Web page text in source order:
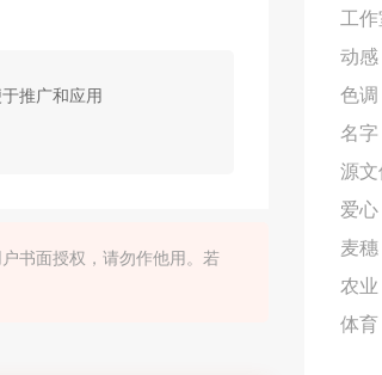
推广和应用
书面授权，请勿作他用。若
工作
动感
色调
名字
源
爱心
麦穗
农业
体育